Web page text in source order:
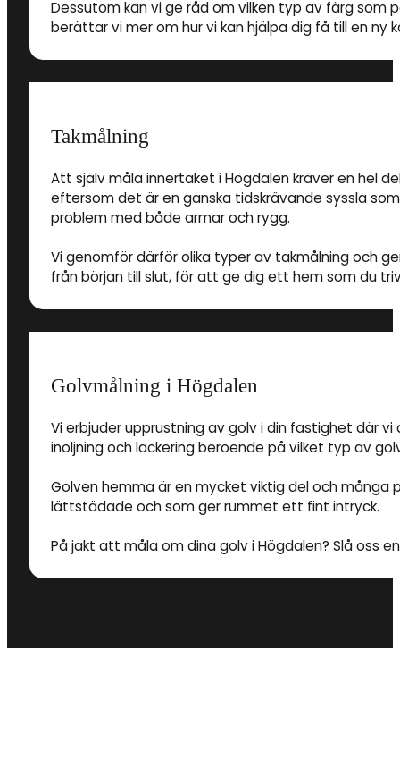
Dessutom kan vi ge råd om vilken typ av färg som
berättar vi mer om hur vi kan hjälpa dig få till en ny
Takmålning
Att själv måla innertaket i Högdalen kräver en hel
eftersom det är en ganska tidskrävande syssla
problem med både armar och rygg.
Vi genomför därför olika typer av takmålning och
från början till slut, för att ge dig ett hem som du
Golvmålning i Högdalen
Vi erbjuder upprustning av golv i din fastighet där vi
inoljning och lackering beroende på vilket typ av
Golven hemma är en mycket viktig del och många
lättstädade och som ger rummet ett fint intryck.
På jakt att måla om dina golv i Högdalen? Slå oss